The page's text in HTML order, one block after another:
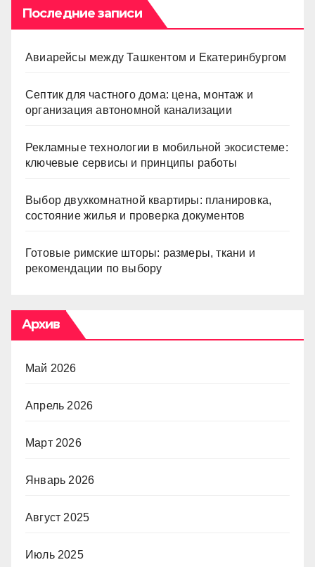
Последние записи
Авиарейсы между Ташкентом и Екатеринбургом
Септик для частного дома: цена, монтаж и
организация автономной канализации
Рекламные технологии в мобильной экосистеме:
ключевые сервисы и принципы работы
Выбор двухкомнатной квартиры: планировка,
состояние жилья и проверка документов
Готовые римские шторы: размеры, ткани и
рекомендации по выбору
Архив
Май 2026
Апрель 2026
Март 2026
Январь 2026
Август 2025
Июль 2025